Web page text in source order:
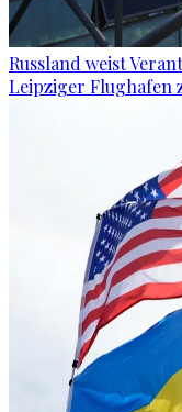
Russland weist
Leipziger Flughafen